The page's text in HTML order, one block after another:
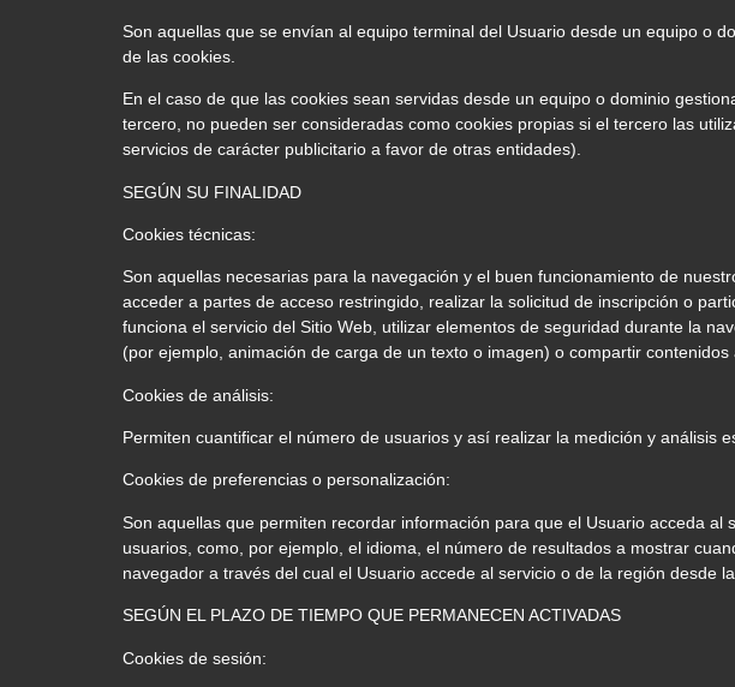
Son aquellas que se envían al equipo terminal del Usuario desde un equipo o
de las cookies.
En el caso de que las cookies sean servidas desde un equipo o dominio
tercero, no pueden ser consideradas como cookies propias si el tercero las
servicios de carácter publicitario a favor de otras entidades).
SEGÚN SU FINALIDAD
Cookies técnicas:
Son aquellas necesarias para la navegación y el buen funcionamiento de
acceder a partes de acceso restringido, realizar la solicitud de inscripción o
funciona el servicio del Sitio Web, utilizar elementos de seguridad durante la
(por ejemplo, animación de carga de un texto o imagen) o compartir
Cookies de análisis:
Permiten cuantificar el número de usuarios y así realizar la medición y análisis
Cookies de preferencias o personalización:
Son aquellas que permiten recordar información para que el Usuario acceda
usuarios, como, por ejemplo, el idioma, el número de resultados a mostrar
navegador a través del cual el Usuario accede al servicio o de la región desde
SEGÚN EL PLAZO DE TIEMPO QUE PERMANECEN ACTIVADAS
Cookies de sesión: